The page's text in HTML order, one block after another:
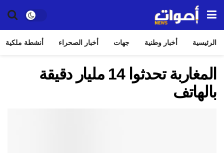
الرئيسية أخبار وطنية جهات أخبار الصحراء أنشطة ملكية
المغاربة تحدثوا 14 مليار دقيقة
بالهاتف